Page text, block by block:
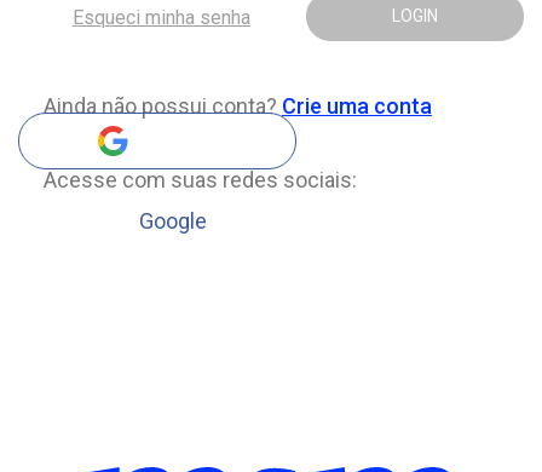
LOGIN
Esqueci minha senha
Ainda não possui conta? Crie uma conta
Acesse com suas redes sociais:
Google